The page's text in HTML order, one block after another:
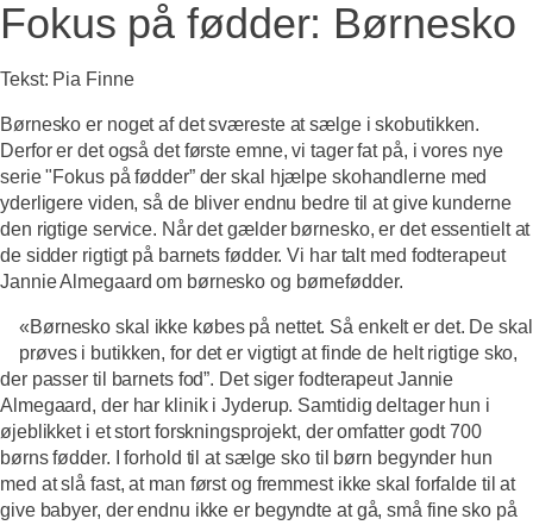
Fokus på fødder: Børnesko
Tekst: Pia Finne
Børnesko er noget af det sværeste at sælge i skobutikken.
Derfor er det også det første emne, vi tager fat på, i vores nye
serie "Fokus på fødder” der skal hjælpe skohandlerne med
yderligere viden, så de bliver endnu bedre til at give kunderne
den rigtige service. Når det gælder børnesko, er det essentielt at
de sidder rigtigt på barnets fødder. Vi har talt med fodterapeut
Jannie Almegaard om børnesko og børnefødder.
«Børnesko skal ikke købes på nettet. Så enkelt er det. De skal
prøves i butikken, for det er vigtigt at finde de helt rigtige sko,
der passer til barnets fod”. Det siger fodterapeut Jannie
Almegaard, der har klinik i Jyderup. Samtidig deltager hun i
øjeblikket i et stort forskningsprojekt, der omfatter godt 700
børns fødder. I forhold til at sælge sko til børn begynder hun
med at slå fast, at man først og fremmest ikke skal forfalde til at
give babyer, der endnu ikke er begyndte at gå, små fine sko på